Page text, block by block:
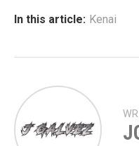
In this article: Kenai